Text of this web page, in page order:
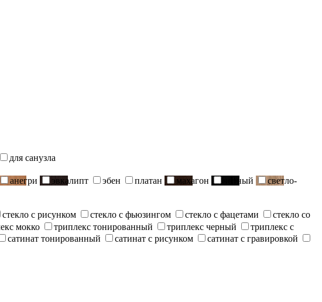
для санузла
анегри эвкалипт эбен платан махагон черный
светло-
стекло с рисунком стекло с фьюзингом стекло с фацетами
стекло со
мокко триплекс тонированный триплекс черный
триплекс с
сатинат тонированный сатинат с рисунком
сатинат с гравировкой